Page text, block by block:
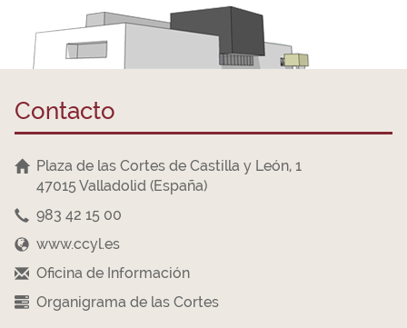
Contacto
Plaza de las Cortes de Castilla y León, 1
47015 Valladolid (España)
983 42 15 00
www.ccyl.es
Oficina de Información
Organigrama de las Cortes